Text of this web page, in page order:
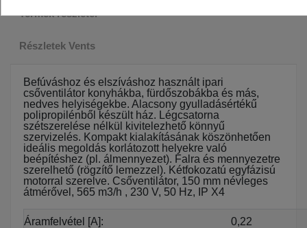
Termék részletei
Részletek Vents
Befúváshoz és elszíváshoz használt ipari
csőventilátor konyhákba, fürdőszobákba és más,
nedves helyiségekbe. Alacsony gyulladásértékű
polipropilénből készült ház. Légcsatorna
szétszerelése nélkül kivitelezhető könnyű
szervizelés. Kompakt kialakításának köszönhetően
ideális megoldás korlátozott helyekre való
beépítéshez (pl. álmennyezet). Falra és mennyezetre
szerelhető (rögzítő lemezzel). Kétfokozatú egyfázisú
motorral szerelve. Csőventilátor, 150 mm névleges
átmérővel, 565 m3/h , 230 V, 50 Hz, IP X4
Áramfelvétel [A]: 0,22